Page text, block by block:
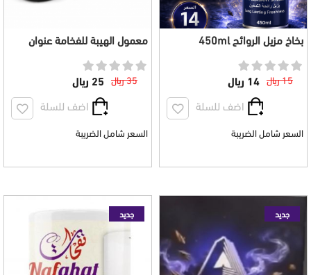
بخاخ مزيل الروائح 450ml
15 ريال
14 ريال
اضف للسلة
السعر شامل الضريبة
معمول الهيبة للفخامة عنوان
35 ريال
25 ريال
اضف للسلة
السعر شامل الضريبة
جديد جديد